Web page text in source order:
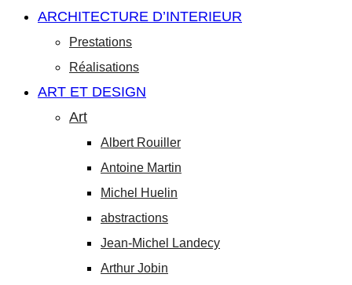
ARCHITECTURE D’INTERIEUR
Prestations
Réalisations
ART ET DESIGN
Art
Albert Rouiller
Antoine Martin
Michel Huelin
abstractions
Jean-Michel Landecy
Arthur Jobin